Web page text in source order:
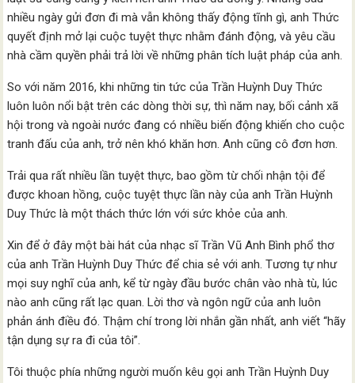
nhiều ngày gửi đơn đi mà vẫn không thấy động tĩnh gì, anh Thức
quyết định mở lại cuộc tuyệt thực nhằm đánh động, và yêu cầu
nhà cầm quyền phải trả lời về những phân tích luật pháp của anh.
So với năm 2016, khi những tin tức của Trần Huỳnh Duy Thức
luôn luôn nổi bật trên các dòng thời sự, thì năm nay, bối cảnh xã
hội trong và ngoài nước đang có nhiều biến động khiến cho cuộc
tranh đấu của anh, trở nên khó khăn hơn. Anh cũng cô đơn hơn.
Trải qua rất nhiều lần tuyệt thực, bao gồm từ chối nhận tội để
được khoan hồng, cuộc tuyệt thực lần này của anh Trần Huỳnh
Duy Thức là một thách thức lớn với sức khỏe của anh.
Xin để ở đây một bài hát của nhạc sĩ Trần Vũ Anh Bình phổ thơ
của anh Trần Huỳnh Duy Thức để chia sẻ với anh. Tương tự như
mọi suy nghĩ của anh, kể từ ngày đầu bước chân vào nhà tù, lúc
nào anh cũng rất lạc quan. Lời thơ và ngôn ngữ của anh luôn
phản ánh điều đó. Thậm chí trong lời nhắn gần nhất, anh viết “hãy
tận dụng sự ra đi của tôi”.
Tôi thuộc phía những người muốn kêu gọi anh Trần Huỳnh Duy